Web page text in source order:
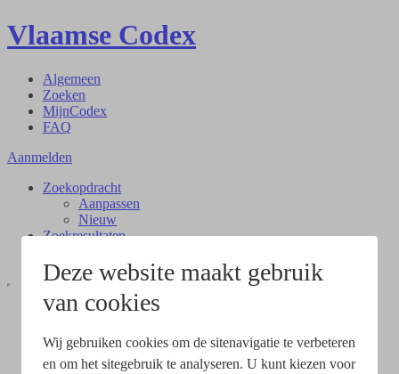
Deze website maakt gebruik
van cookies
Wij gebruiken cookies om de sitenavigatie te verbeteren
en om het sitegebruik te analyseren. U kunt kiezen voor
Vlaamse Codex
Algemeen
Zoeken
MijnCodex
FAQ
Aanmelden
Zoekopdracht
Aanpassen
Nieuw
Zoekresultaten